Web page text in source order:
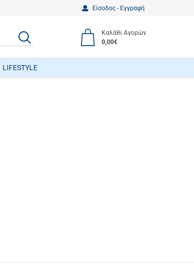
Είσοδος - Εγγραφή
ΑΝΑΖΗΤΗΣΗ
Καλάθι Αγορών
0,00€
LIFESTYLE